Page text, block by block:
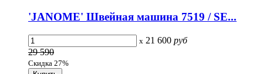
'JANOME' Швейная машина 7519 / SE...
x 21 600 руб
29 590
Скидка 27%